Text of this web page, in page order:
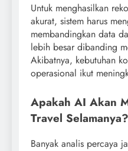
Untuk menghasilkan
akurat, sistem harus
membandingkan data
lebih besar dibanding
Akibatnya, kebutuhan
operasional ikut
Apakah AI Akan
Travel Selamanya?
Banyak analis percaya